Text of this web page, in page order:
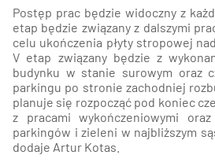
Postęp prac będzie widoczny z
etap będzie związany z dalszymi
celu ukończenia płyty stropowej
V etap związany będzie z
budynku w stanie surowym oraz
parkingu po stronie zachodniej
planuje się rozpocząć pod koniec
z pracami wykończeniowymi
parkingów i zieleni w najbliższym
dodaje Artur Kotas.